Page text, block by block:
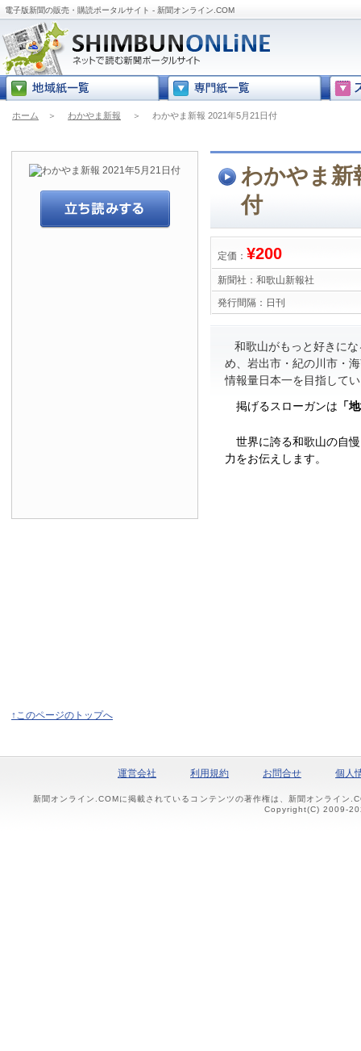
電子版新聞の販売・購読ポータルサイト - 新聞オンライン.COM
ホーム ＞ わかやま新報 ＞ わかやま新報 2021年5月21日付
わかやま新
付
定価： ¥200
新聞社： 和歌山新報社
発行間隔： 日刊
和歌山がもっと好きに
め、岩出市・紀の川市・
情報量日本一を目指して
掲げるスローガンは 「
世界に誇る和歌山の自
力をお伝えします。
↑このページのトップへ
運営会社 利用規約 お問合せ 個人
新聞オンライン.COMに掲載されているコンテンツの著作権は、新聞オンライン
Copyright(C) 2009-